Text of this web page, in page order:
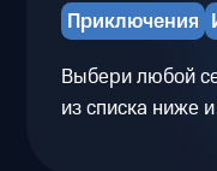
Приключения
Выбери любой
из списка ниже